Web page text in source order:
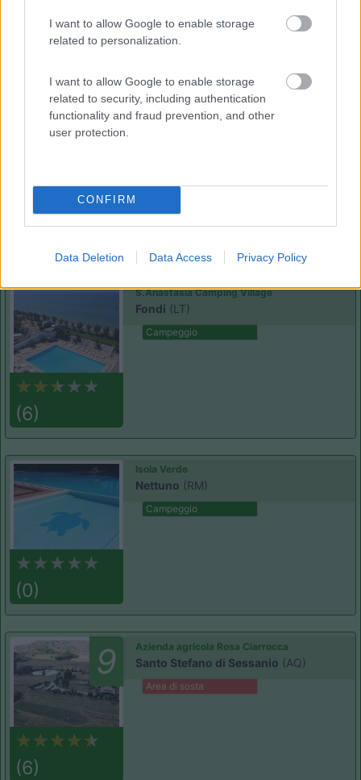
I want to allow Google to enable storage
related to personalization.
I want to allow Google to enable storage
related to security, including authentication
functionality and fraud prevention, and other
user protection.
CONFIRM
Data Deletion Data Access Privacy Policy
Camping Barchi
(6)
S.Anastasia Camping Village
Fondi (LT)
Campeggio
(0)
Isola Verde
Nettuno (RM)
Campeggio
9
(6)
Azienda agricola Rosa Ciarrocca
Santo Stefano di Sessanio (AQ)
Area di sosta